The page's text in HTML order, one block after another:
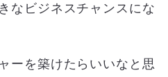
なビジネスチャンスにな
ーを築けたらいいなと思